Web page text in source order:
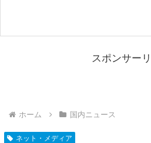
スポンサー
ホーム 国内ニュース
ネット・メディア